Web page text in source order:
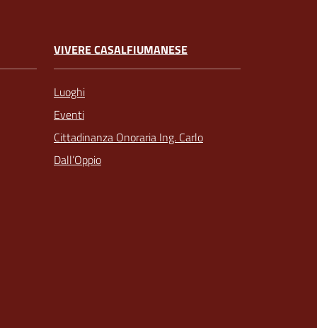
VIVERE CASALFIUMANESE
Luoghi
Eventi
Cittadinanza Onoraria Ing. Carlo
Dall’Oppio